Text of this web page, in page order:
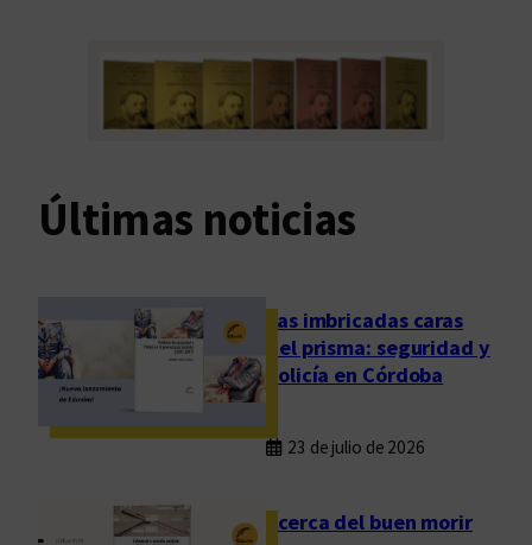
Últimas noticias
Las imbricadas caras
del prisma: seguridad y
policía en Córdoba
23 de julio de 2026
Acerca del buen morir